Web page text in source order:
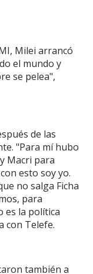
Milei arrancó
el mundo y
se pelea",
de las
"Para mí hubo
Macri para
esto soy yo.
no salga Ficha
para
es la política
con Telefe.
también a